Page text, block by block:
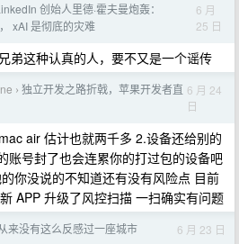
创始人里德·霍夫曼炮轰：
xAI 是彻底的灾难
6 月
25 日
弟这种认真的人，要不又是一个谣传
› 独立开发之路折戟，苹果开发者直 6 月 24
日
air 估计也就两千多 2.设备还给别的
账号封了也会连累你的打过包的设备吧
你没说的不知道还有没有风险点 目前
APP 升级了风控扫描 一扫确实有问题
来没有这么反感过一座城市 6 月 23 日